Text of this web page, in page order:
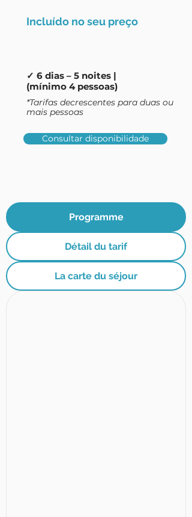
Incluído no seu preço
✓ 6 dias – 5 noites |
(mínimo 4 pessoas)
*Tarifas decrescentes para duas ou
mais pessoas
Consultar disponibilidade
Programme
Détail du tarif
La carte du séjour